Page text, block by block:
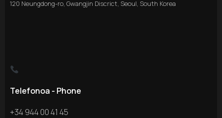
120 Neungdong-ro, Gwangjin Discrict, Seoul, South Korea
Telefonoa - Phone
+34 944 00 41 45